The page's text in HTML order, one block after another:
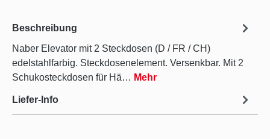
Beschreibung
Naber Elevator mit 2 Steckdosen (D / FR / CH)
edelstahlfarbig. Steckdosenelement. Versenkbar. Mit 2
Schukosteckdosen für Hä… Mehr
Liefer-Info